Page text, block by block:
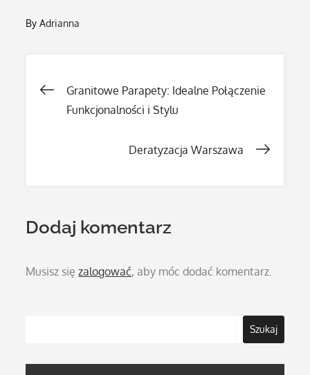
ByAdrianna
Nawigacja
Granitowe Parapety: Idealne Połączenie
Funkcjonalności i Stylu
Deratyzacja Warszawa
Dodaj komentarz
Musisz sięzalogować, aby móc dodać komentarz.
Szukaj